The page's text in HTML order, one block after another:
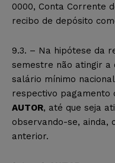
0000, Conta Corrente
recibo de depósito
9.3. – Na hipótese da
semestre não atingir a
salário mínimo
respectivo pagamento
AUTOR, até que seja
observando-se, ainda,
anterior.